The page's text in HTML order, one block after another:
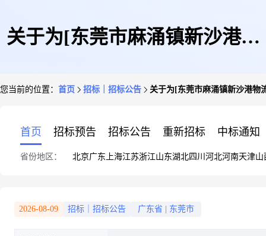
关于为[东莞市麻涌镇新沙港物
您当前的位置： 首页 招标｜招标公告 关于为[东莞市麻涌镇新沙港物
首页 招标预告 招标公告 重新招标 中标通知
省份地区： 北京广东 上海江苏浙江山东湖北四川 河北河南天津山
2026-08-09 招标｜招标公告 广东省 东莞市